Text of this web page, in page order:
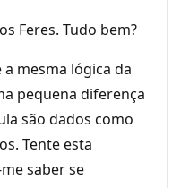
Feres. Tudo bem?
mesma lógica da
pequena diferença
são dados como
Tente esta
saber se